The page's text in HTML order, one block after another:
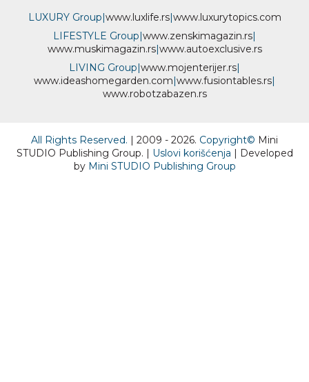
LUXURY Group|www.luxlife.rs|www.luxurytopics.com
LIFESTYLE Group|www.zenskimagazin.rs|
www.muskimagazin.rs|www.autoexclusive.rs
LIVING Group|www.mojenterijer.rs|
www.ideashomegarden.com|www.fusiontables.rs|
www.robotzabazen.rs
All Rights Reserved. | 2009 - 2026. Copyright© Mini
STUDIO Publishing Group. | Uslovi korišćenja | Developed
by Mini STUDIO Publishing Group